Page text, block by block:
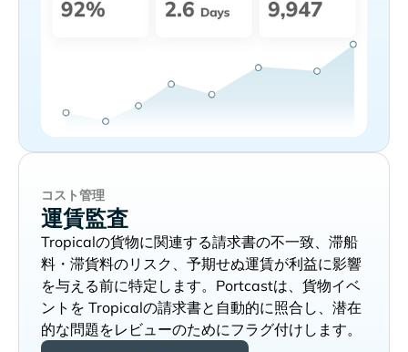
コスト管理
運賃監査
の貨物に関連する請求書の不一致、滞船
料・滞貨料のリスク、予期せぬ運賃が利益に影響
を与える前に特定します。Portcastは、貨物イベ
ントを
の請求書と自動的に照合し、潜在
的な問題をレビューのためにフラグ付けします。